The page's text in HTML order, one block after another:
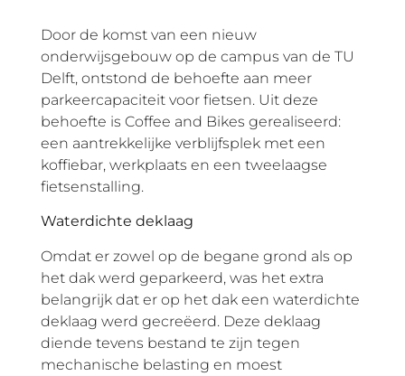
Door de komst van een nieuw
onderwijsgebouw op de campus van de TU
Delft, ontstond de behoefte aan meer
parkeercapaciteit voor fietsen. Uit deze
behoefte is Coffee and Bikes gerealiseerd:
een aantrekkelijke verblijfsplek met een
koffiebar, werkplaats en een tweelaagse
fietsenstalling.
Waterdichte deklaag
Omdat er zowel op de begane grond als op
het dak werd geparkeerd, was het extra
belangrijk dat er op het dak een waterdichte
deklaag werd gecreëerd. Deze deklaag
diende tevens bestand te zijn tegen
mechanische belasting en moest